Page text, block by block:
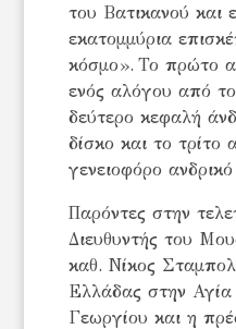
του Βατικανού και
εκατομμύρια
κόσμο». Το πρώτο
ενός αλόγου από
δεύτερο κεφαλή
δίσκο και το τρίτο
γενειοφόρο
Παρόντες στην
Διευθυντής του
καθ. Νίκος
Ελλάδας στην
Γεωργίου και η